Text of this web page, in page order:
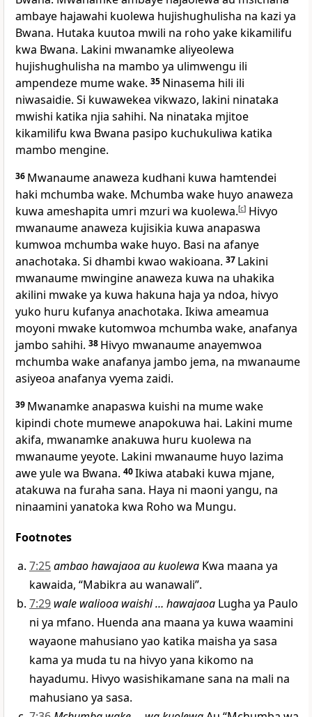
ambaye hajawahi kuolewa hujishughulisha na kazi ya
Bwana. Hutaka kuutoa mwili na roho yake kikamilifu
kwa Bwana. Lakini mwanamke aliyeolewa
hujishughulisha na mambo ya ulimwengu ili
ampendeze mume wake. 35 Ninasema hili ili
niwasaidie. Si kuwawekea vikwazo, lakini ninataka
mwishi katika njia sahihi. Na ninataka mjitoe
kikamilifu kwa Bwana pasipo kuchukuliwa katika
mambo mengine.
36 Mwanaume anaweza kudhani kuwa hamtendei
haki mchumba wake. Mchumba wake huyo anaweza
kuwa ameshapita umri mzuri wa kuolewa.[c] Hivyo
mwanaume anaweza kujisikia kuwa anapaswa
kumwoa mchumba wake huyo. Basi na afanye
anachotaka. Si dhambi kwao wakioana. 37 Lakini
mwanaume mwingine anaweza kuwa na uhakika
akilini mwake ya kuwa hakuna haja ya ndoa, hivyo
yuko huru kufanya anachotaka. Ikiwa ameamua
moyoni mwake kutomwoa mchumba wake, anafanya
jambo sahihi. 38 Hivyo mwanaume anayemwoa
mchumba wake anafanya jambo jema, na mwanaume
asiyeoa anafanya vyema zaidi.
39 Mwanamke anapaswa kuishi na mume wake
kipindi chote mumewe anapokuwa hai. Lakini mume
akifa, mwanamke anakuwa huru kuolewa na
mwanaume yeyote. Lakini mwanaume huyo lazima
awe yule wa Bwana. 40Ikiwa atabaki kuwa mjane,
atakuwa na furaha sana. Haya ni maoni yangu, na
ninaamini yanatoka kwa Roho wa Mungu.
Footnotes
7:25ambao hawajaoa au kuolewa Kwa maana ya
kawaida, “Mabikra au wanawali”.
7:29 wale waliooa waishi … hawajaoa Lugha ya Paulo
ni ya mfano. Huenda ana maana ya kuwa waamini
wayaone mahusiano yao katika maisha ya sasa
kama ya muda tu na hivyo yana kikomo na
hayadumu. Hivyo wasishikamane sana na mali na
mahusiano ya sasa.